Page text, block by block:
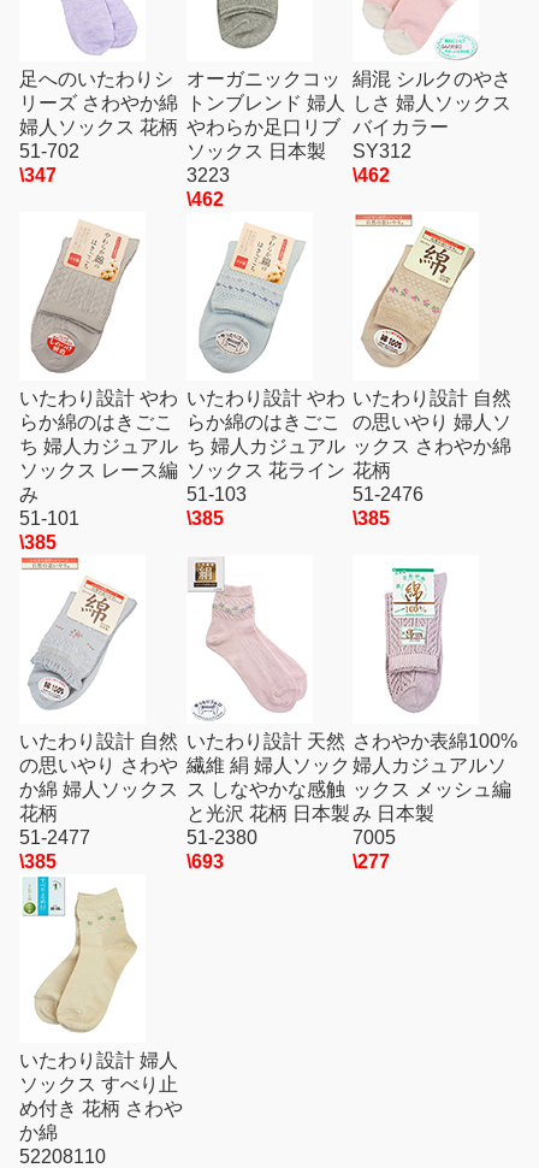
足へのいたわりシ
リーズ さわやか綿
婦人ソックス 花柄
51-702
\347
オーガニックコッ
トンブレンド 婦人
やわらか足口リブ
ソックス 日本製
3223
\462
絹混 シルクのやさ
しさ 婦人ソックス
バイカラー
SY312
\462
いたわり設計 やわ
らか綿のはきごこ
ち 婦人カジュアル
ソックス レース編
み
51-101
\385
いたわり設計 やわ
らか綿のはきごこ
ち 婦人カジュアル
ソックス 花ライン
51-103
\385
いたわり設計 自然
の思いやり 婦人ソ
ックス さわやか綿
花柄
51-2476
\385
いたわり設計 自然
の思いやり さわや
か綿 婦人ソックス
花柄
51-2477
\385
いたわり設計 天然
繊維 絹 婦人ソック
ス しなやかな感触
と光沢 花柄 日本製
51-2380
\693
さわやか表綿100%
婦人カジュアルソ
ックス メッシュ編
み 日本製
7005
\277
いたわり設計 婦人
ソックス すべり止
め付き 花柄 さわや
か綿
52208110